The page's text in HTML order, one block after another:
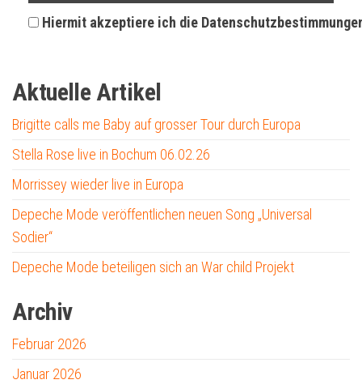
Hiermit akzeptiere ich die
Aktuelle Artikel
Brigitte calls me Baby auf grosser Tour durch Europa
Stella Rose live in Bochum 06.02.26
Morrissey wieder live in Europa
Depeche Mode veröffentlichen neuen Song „Universal
Sodier“
Depeche Mode beteiligen sich an War child Projekt
Archiv
Februar 2026
Januar 2026